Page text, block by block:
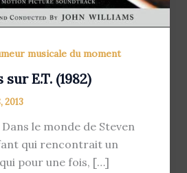
musicale du moment
E.T. (1982)
2013
le monde de Steven
qui rencontrait un
pour une fois, […]